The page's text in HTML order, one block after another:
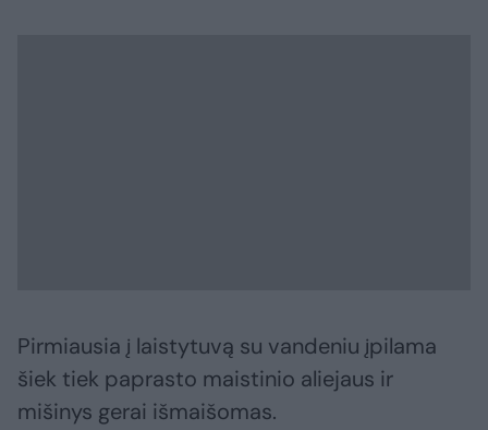
Pirmiausia į laistytuvą su vandeniu įpilama
šiek tiek paprasto maistinio aliejaus ir
mišinys gerai išmaišomas.